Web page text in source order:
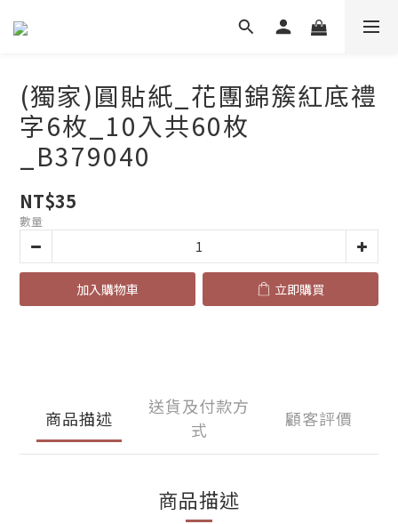
(獨家)圓貼紙_花團錦簇紅底禮
字6枚_10入共60枚
_B379040
NT$35
數量
加入購物車 立即購買
商品描述
送貨及付款方
式
顧客評價
商品描述